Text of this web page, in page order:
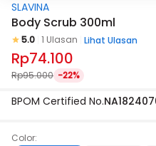
SLAVINA
Body Scrub 300ml
5.0 1 Ulasan Lihat Ulasan
Rp74.100
Rp95.000 -22%
BPOM Certified No.
Color: